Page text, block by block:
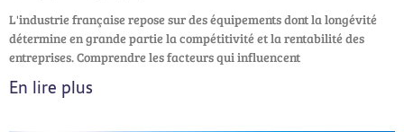
L'industrie française repose sur des équipements dont la longévité
détermine en grande partie la compétitivité et la rentabilité des
entreprises. Comprendre les facteurs qui influencent
En lire plus